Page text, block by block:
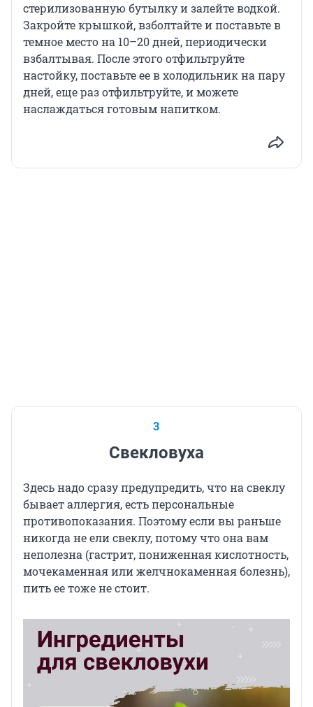
стерилизованную бутылку и залейте водкой.
Закройте крышкой, взболтайте и поставьте в
темное место на 10–20 дней, периодически
взбалтывая. После этого отфильтруйте
настойку, поставьте ее в холодильник на пару
дней, еще раз отфильтруйте, и можете
наслаждаться готовым напитком.
3
Свекловуха
Здесь надо сразу предупредить, что на свеклу
бывает аллергия, есть персональные
противопоказания. Поэтому если вы раньше
никогда не ели свеклу, потому что она вам
неполезна (гастрит, пониженная кислотность,
мочекаменная или желчнокаменная болезнь),
пить ее тоже не стоит.